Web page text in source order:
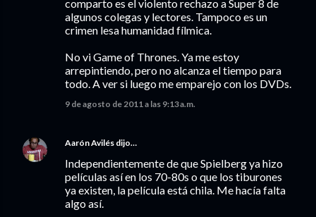
comparto es el violento rechazo a Super 8 de
algunos colegas y lectores. Tampoco es un
crimen lesa humanidad fílmica.
No vi Game of Thrones. Ya me estoy
arrepintiendo, pero no alcanza el tiempo para
todo. A ver si luego me emparejo con los DVDs.
9 de agosto de 2011 a las 9:13 a.m.
Aarón Avilés dijo…
Independientemente de que Spielberg ya hizo
películas así en los 70-80s o que los tiburones
ya existen, la película está chila. Me hacía falta
algo así.